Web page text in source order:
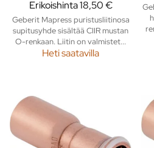
Erikoishinta18,50 €
Geberit Mapress puristusliitinosa
supitusyhde sisältää CIIR mustan
O-renkaan. Liitin on valmistet...
Heti saatavilla